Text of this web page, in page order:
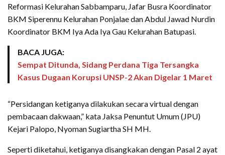
Reformasi Kelurahan Sabbamparu, Jafar Busra Koordinator
BKM Siperennu Kelurahan Ponjalae dan Abdul Jawad Nurdin
Koordinator BKM Iya Ada Iya Gau Kelurahan Batupasi.
BACA JUGA:
Sempat Ditunda, Sidang Perdana Tiga Tersangka
Kasus Dugaan Korupsi UNSP-2 Akan Digelar 1 Maret
“Persidangan ketiganya dilakukan secara virtual dengan
pembacaan dakwaan,” kata Jaksa Penuntut Umum (JPU)
Kejari Palopo, Nyoman Sugiartha SH MH.
Seperti diketahui, ketiganya disangkakan dengan Pasal 2 ayat